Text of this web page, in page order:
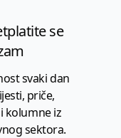
se
svaki dan
priče,
kolumne iz
sektora.